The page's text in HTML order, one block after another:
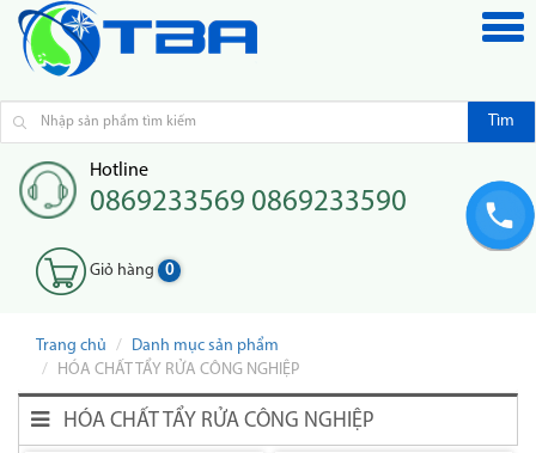
Tìm
Hotline
0869233569 0869233590
Giỏ hàng 0
Trang chủ
Danh mục sản phẩm
HÓA CHẤT TẨY RỬA CÔNG NGHIỆP
HÓA CHẤT TẨY RỬA CÔNG NGHIỆP